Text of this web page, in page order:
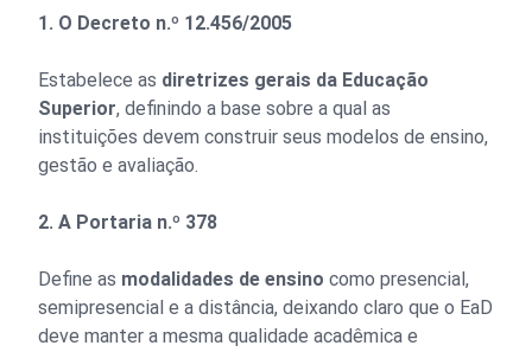
1. O Decreto n.º 12.456/2005
Estabelece as diretrizes gerais da Educação
Superior, definindo a base sobre a qual as
instituições devem construir seus modelos de ensino,
gestão e avaliação.
2. A Portaria n.º 378
Define as modalidades de ensino como presencial,
semipresencial e a distância, deixando claro que o EaD
deve manter a mesma qualidade acadêmica e